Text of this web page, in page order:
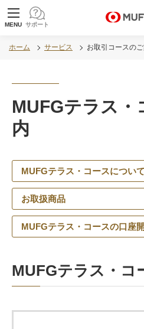
MUFG 世界が進む
MENU サポート
ホーム サービス お取引コースの
MUFGテラス・
内
MUFGテラス・コースについて
お取扱商品
MUFGテラス・コースの口座
MUFGテラス・コ